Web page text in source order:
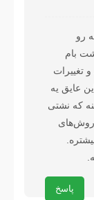
پاسخ